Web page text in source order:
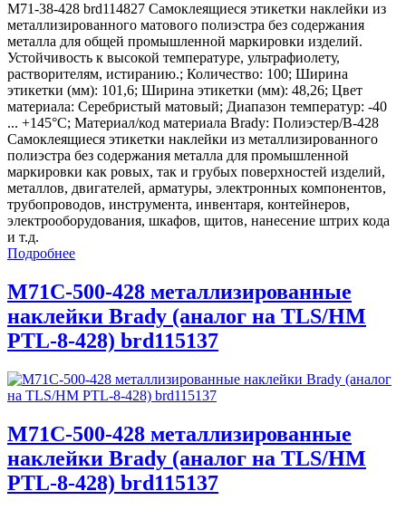
M71-38-428 brd114827 Самоклеящиеся этикетки наклейки из
металлизированного матового полиэстра без содержания
металла для общей промышленной маркировки изделий.
Устойчивость к высокой температуре, ультрафиолету,
растворителям, истиранию.; Количество: 100; Ширина
этикетки (мм): 101,6; Ширина этикетки (мм): 48,26; Цвет
материала: Серебристый матовый; Диапазон температур: -40
... +145°С; Материал/код материала Brady: Полиэстер/В-428
Самоклеящиеся этикетки наклейки из металлизированного
полиэстра без содержания металла для промышленной
маркировки как ровых, так и грубых поверхностей изделий,
металлов, двигателей, арматуры, электронных компонентов,
трубопроводов, инструмента, инвентаря, контейнеров,
электрооборудования, шкафов, щитов, нанесение штрих кода
и т.д.
Подробнее
M71C-500-428 металлизированные
наклейки Brady (аналог на TLS/HM
PTL-8-428) brd115137
M71C-500-428 металлизированные
наклейки Brady (аналог на TLS/HM
PTL-8-428) brd115137